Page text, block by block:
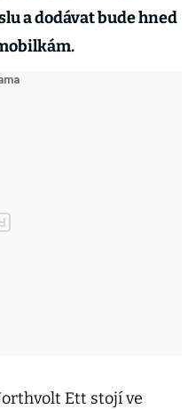
a dodávat bude hned
Ett stojí ve